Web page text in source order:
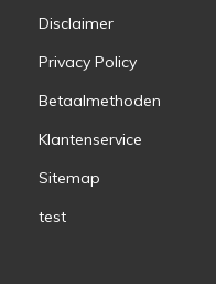
Disclaimer
Privacy Policy
Betaalmethoden
Klantenservice
Sitemap
test